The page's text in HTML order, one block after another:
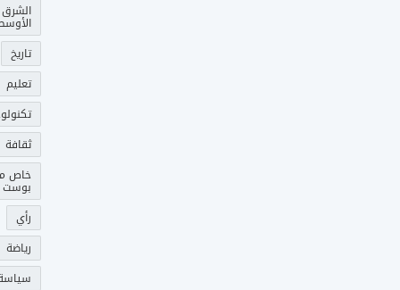
الشرق
تاريخ
تعليم
ثقافة
خاص
بوست
رأي
رياضة